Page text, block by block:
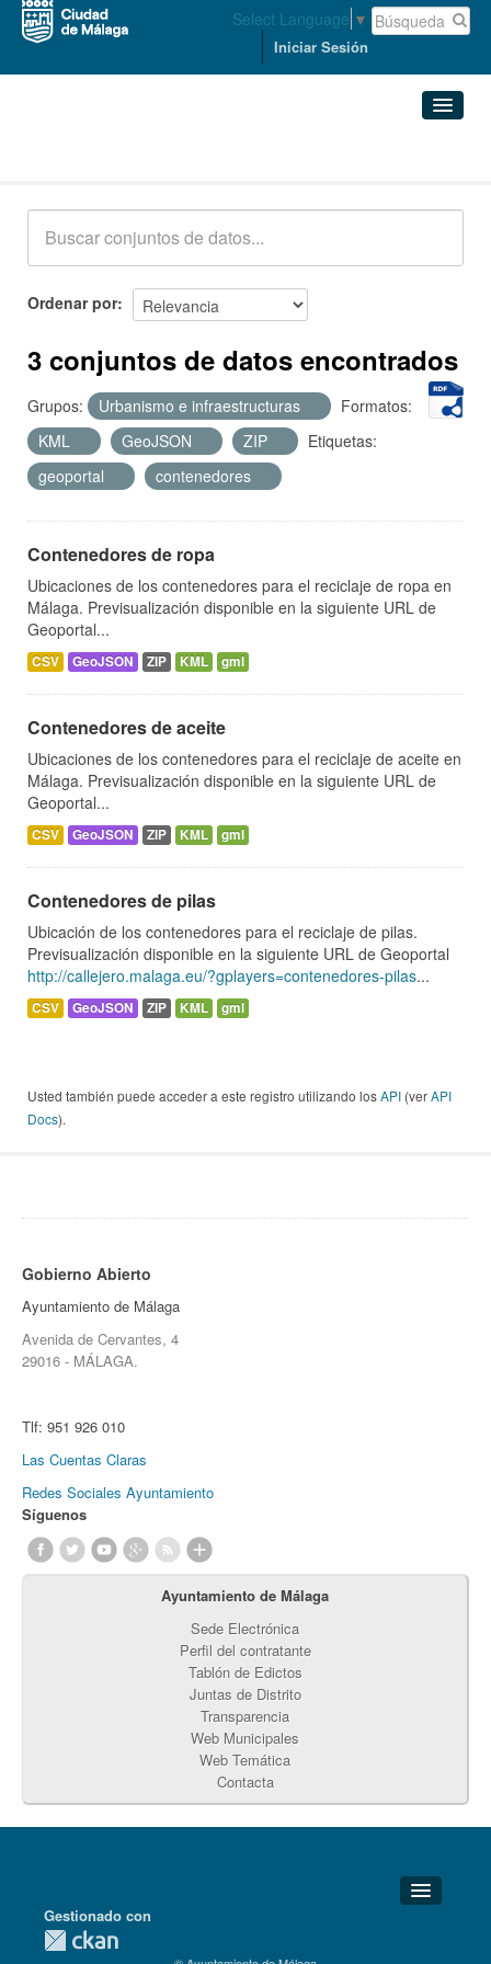
Select Language ▼
Iniciar Sesión
Acerca de
Ordenar por
3 conjuntos de datos encontrados
Grupos: Urbanismo e infraestructuras
Formatos:
KML
GeoJSON ZIP
Etiquetas:
geoportal
contenedores
Contenedores de ropa
Ubicaciones de los contenedores para el reciclaje de ropa en
Málaga. Previsualización disponible en la siguiente URL de
Geoportal...
CSV GeoJSON ZIP KML gml
Contenedores de aceite
Ubicaciones de los contenedores para el reciclaje de aceite en
Málaga. Previsualización disponible en la siguiente URL de
Geoportal...
CSV GeoJSON ZIP KML gml
Contenedores de pilas
Ubicación de los contenedores para el reciclaje de pilas.
Previsualización disponible en la siguiente URL de Geoportal
http://callejero.malaga.eu/?gplayers=contenedores-pilas...
CSV GeoJSON ZIP KML gml
Usted también puede acceder a este registro utilizando losAPI (verAPI
Docs).
Gobierno Abierto
Ayuntamiento de Málaga
Avenida de Cervantes, 4
29016 - MÁLAGA.
Tlf: 951 926 010
Las Cuentas Claras
Redes Sociales Ayuntamiento
Síguenos
Ayuntamiento de Málaga
Sede Electrónica
Perfil del contratante
Tablón de Edictos
Juntas de Distrito
Transparencia
Web Municipales
Web Temática
Contacta
Detalles Técnicos
Gestionado con